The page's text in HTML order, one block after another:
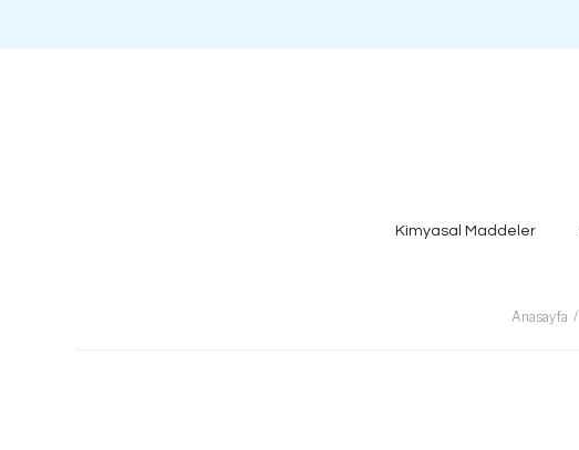
Kimyasal Maddeler
Anasayfa